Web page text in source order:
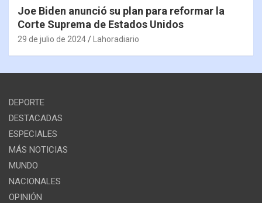
Joe Biden anunció su plan para reformar la
Corte Suprema de Estados Unidos
29 de julio de 2024 Lahoradiario
DEPORTE
DESTACADAS
ESPECIALES
MÁS NOTICIAS
MUNDO
NACIONALES
OPINIÓN